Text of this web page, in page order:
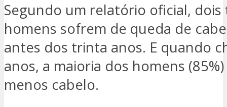
Segundo um relatório oficial,
homens sofrem de queda de
antes dos trinta anos. E quando
anos, a maioria dos homens
menos cabelo.